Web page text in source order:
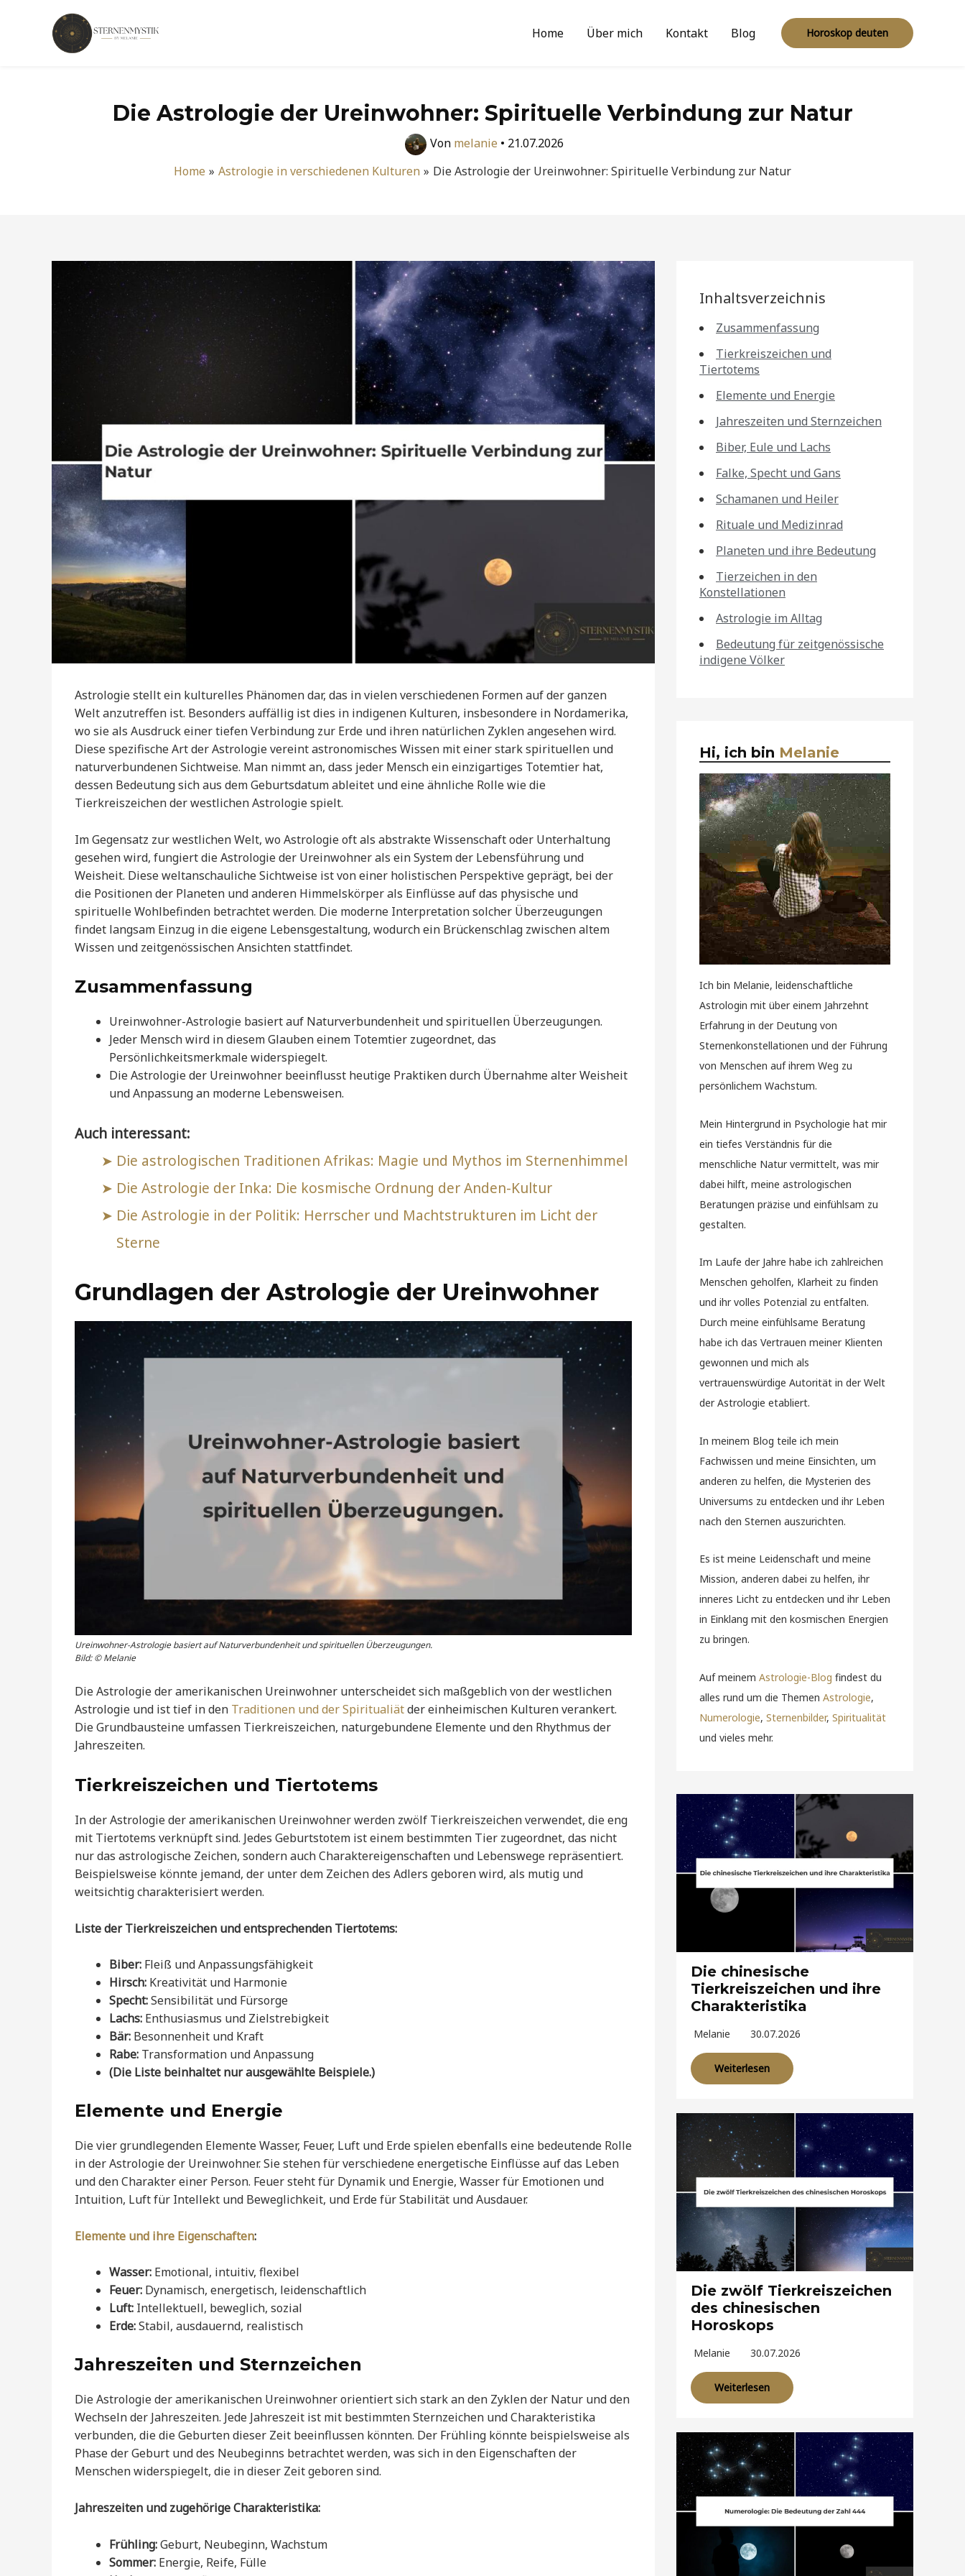
Home Über mich Kontakt Blog Horoskop deuten
Die Astrologie der Ureinwohner: Spirituelle Verbindung zur Natur
Von melanie • 21.07.2026
Home
Astrologie in verschiedenen Kulturen Die Astrologie der Ureinwohner: Spirituelle Verbindung zur Natur
Astrologie stellt ein kulturelles Phänomen dar, das in vielen verschiedenen Formen auf der ganzen
Welt anzutreffen ist. Besonders auffällig ist dies in indigenen Kulturen, insbesondere in Nordamerika,
wo sie als Ausdruck einer tiefen Verbindung zur Erde und ihren natürlichen Zyklen angesehen wird.
Diese spezifische Art der Astrologie vereint astronomisches Wissen mit einer stark spirituellen und
naturverbundenen Sichtweise. Man nimmt an, dass jeder Mensch ein einzigartiges Totemtier hat,
dessen Bedeutung sich aus dem Geburtsdatum ableitet und eine ähnliche Rolle wie die
Tierkreiszeichen der westlichen Astrologie spielt.
Im Gegensatz zur westlichen Welt, wo Astrologie oft als abstrakte Wissenschaft oder Unterhaltung
gesehen wird, fungiert die Astrologie der Ureinwohner als ein System der Lebensführung und
Weisheit. Diese weltanschauliche Sichtweise ist von einer holistischen Perspektive geprägt, bei der
die Positionen der Planeten und anderen Himmelskörper als Einflüsse auf das physische und
spirituelle Wohlbefinden betrachtet werden. Die moderne Interpretation solcher Überzeugungen
findet langsam Einzug in die eigene Lebensgestaltung, wodurch ein Brückenschlag zwischen altem
Wissen und zeitgenössischen Ansichten stattfindet.
Zusammenfassung
Ureinwohner-Astrologie basiert auf Naturverbundenheit und spirituellen Überzeugungen.
Jeder Mensch wird in diesem Glauben einem Totemtier zugeordnet, das
Persönlichkeitsmerkmale widerspiegelt.
Die Astrologie der Ureinwohner beeinflusst heutige Praktiken durch Übernahme alter Weisheit
und Anpassung an moderne Lebensweisen.
Auch interessant:
Die astrologischen Traditionen Afrikas: Magie und Mythos im Sternenhimmel
Die Astrologie der Inka: Die kosmische Ordnung der Anden-Kultur
Die Astrologie in der Politik: Herrscher und Machtstrukturen im Licht der
Sterne
Grundlagen der Astrologie der Ureinwohner
Ureinwohner-Astrologie basiert auf Naturverbundenheit und spirituellen Überzeugungen.
Bild: © Melanie
Die Astrologie der amerikanischen Ureinwohner unterscheidet sich maßgeblich von der westlichen
Astrologie und ist tief in den Traditionen und der Spiritualiätder einheimischen Kulturen verankert.
Die Grundbausteine umfassen Tierkreiszeichen, naturgebundene Elemente und den Rhythmus der
Jahreszeiten.
Tierkreiszeichen und Tiertotems
In der Astrologie der amerikanischen Ureinwohner werden zwölf Tierkreiszeichen verwendet, die eng
mit Tiertotems verknüpft sind. Jedes Geburtstotem ist einem bestimmten Tier zugeordnet, das nicht
nur das astrologische Zeichen, sondern auch Charaktereigenschaften und Lebenswege repräsentiert.
Beispielsweise könnte jemand, der unter dem Zeichen des Adlers geboren wird, als mutig und
weitsichtig charakterisiert werden.
Liste der Tierkreiszeichen und entsprechenden Tiertotems:
Biber: Fleiß und Anpassungsfähigkeit
Hirsch: Kreativität und Harmonie
Specht:Sensibilität und Fürsorge
Lachs: Enthusiasmus und Zielstrebigkeit
Bär: Besonnenheit und Kraft
Rabe: Transformation und Anpassung
(Die Liste beinhaltet nur ausgewählte Beispiele.)
Elemente und Energie
Die vier grundlegenden Elemente Wasser, Feuer, Luft und Erde spielen ebenfalls eine bedeutende Rolle
in der Astrologie der Ureinwohner. Sie stehen für verschiedene energetische Einflüsse auf das Leben
und den Charakter einer Person. Feuer steht für Dynamik und Energie, Wasser für Emotionen und
Intuition, Luft für Intellekt und Beweglichkeit, und Erde für Stabilität und Ausdauer.
Elemente und ihre Eigenschaften:
Wasser: Emotional, intuitiv, flexibel
Feuer: Dynamisch, energetisch, leidenschaftlich
Luft: Intellektuell, beweglich, sozial
Erde:Stabil, ausdauernd, realistisch
Jahreszeiten und Sternzeichen
Die Astrologie der amerikanischen Ureinwohner orientiert sich stark an den Zyklen der Natur und den
Wechseln der Jahreszeiten. Jede Jahreszeit ist mit bestimmten Sternzeichen und Charakteristika
verbunden, die die Geburten dieser Zeit beeinflussen könnten. Der Frühling könnte beispielsweise als
Phase der Geburt und des Neubeginns betrachtet werden, was sich in den Eigenschaften der
Menschen widerspiegelt, die in dieser Zeit geboren sind.
Jahreszeiten und zugehörige Charakteristika:
Frühling:Geburt, Neubeginn, Wachstum
Sommer: Energie, Reife, Fülle
Inhaltsverzeichnis
Zusammenfassung
Tierkreiszeichen und
Tiertotems
Elemente und Energie
Jahreszeiten und Sternzeichen
Biber, Eule und Lachs
Falke, Specht und Gans
Schamanen und Heiler
Rituale und Medizinrad
Planeten und ihre Bedeutung
Tierzeichen in den
Konstellationen
Astrologie im Alltag
Bedeutung für zeitgenössische
indigene Völker
Hi, ich bin Melanie
Ich bin Melanie, leidenschaftliche
Astrologin mit über einem Jahrzehnt
Erfahrung in der Deutung von
Sternenkonstellationen und der Führung
von Menschen auf ihrem Weg zu
persönlichem Wachstum.
Mein Hintergrund in Psychologie hat mir
ein tiefes Verständnis für die
menschliche Natur vermittelt, was mir
dabei hilft, meine astrologischen
Beratungen präzise und einfühlsam zu
gestalten.
Im Laufe der Jahre habe ich zahlreichen
Menschen geholfen, Klarheit zu finden
und ihr volles Potenzial zu entfalten.
Durch meine einfühlsame Beratung
habe ich das Vertrauen meiner Klienten
gewonnen und mich als
vertrauenswürdige Autorität in der Welt
der Astrologie etabliert.
In meinem Blog teile ich mein
Fachwissen und meine Einsichten, um
anderen zu helfen, die Mysterien des
Universums zu entdecken und ihr Leben
nach den Sternen auszurichten.
Es ist meine Leidenschaft und meine
Mission, anderen dabei zu helfen, ihr
inneres Licht zu entdecken und ihr Leben
in Einklang mit den kosmischen Energien
zu bringen.
Auf meinem Astrologie-Blog findest du
alles rund um die Themen Astrologie,
Numerologie, Sternenbilder, Spiritualität
und vieles mehr.
Die chinesische
Tierkreiszeichen und ihre
Charakteristika
Melanie 30.07.2026
Weiterlesen
Die zwölf Tierkreiszeichen
des chinesischen
Horoskops
Melanie 30.07.2026
Weiterlesen